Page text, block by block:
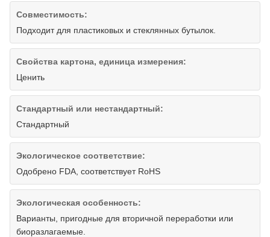
Совместимость:
Подходит для пластиковых и стеклянных бутылок.
Свойства картона, единица измерения:
Ценить
Стандартный или нестандартный:
Стандартный
Экологическое соответствие:
Одобрено FDA, соответствует RoHS
Экологическая особенность:
Варианты, пригодные для вторичной переработки или
биоразлагаемые.